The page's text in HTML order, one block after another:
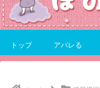
トップ アパレる